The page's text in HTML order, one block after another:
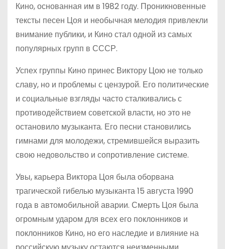
Кино, основанная им в 1982 году. Проникновенные
тексты песен Цоя и необычная мелодия привлекли
внимание публики, и Кино стал одной из самых
популярных групп в СССР.
Успех группы Кино принес Виктору Цою не только
славу, но и проблемы с цензурой. Его политические
и социальные взгляды часто сталкивались с
противодействием советской власти, но это не
остановило музыканта. Его песни становились
гимнами для молодежи, стремившейся выразить
свою недовольство и сопротивление системе.
Увы, карьера Виктора Цоя была оборвана
трагической гибелью музыканта 15 августа 1990
года в автомобильной аварии. Смерть Цоя была
огромным ударом для всех его поклонников и
поклонников Кино, но его наследие и влияние на